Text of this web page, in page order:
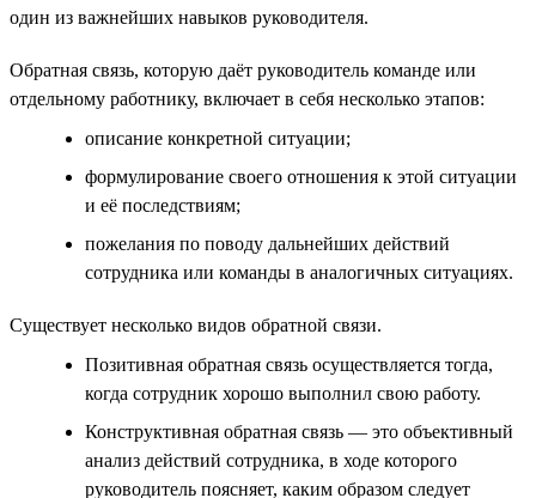
один из важнейших навыков руководителя.
Обратная связь, которую даёт руководитель команде или
отдельному работнику, включает в себя несколько этапов:
описание конкретной ситуации;
формулирование своего отношения к этой ситуации
и её последствиям;
пожелания по поводу дальнейших действий
сотрудника или команды в аналогичных ситуациях.
Существует несколько видов обратной связи.
Позитивная обратная связь осуществляется тогда,
когда сотрудник хорошо выполнил свою работу.
Конструктивная обратная связь — это объективный
анализ действий сотрудника, в ходе которого
руководитель поясняет, каким образом следует